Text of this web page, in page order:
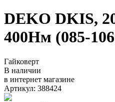
DEKO DKIS,
400Нм (085-
Гайковерт
В наличии
в интернет магазине
Артикул: 388424